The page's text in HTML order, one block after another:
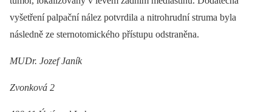
vyšetření palpační nález potvrdila a nitrohrudní struma byla
následně ze sternotomického přístupu odstraněna.
MUDr. Jozef Janík
Zvonková 2